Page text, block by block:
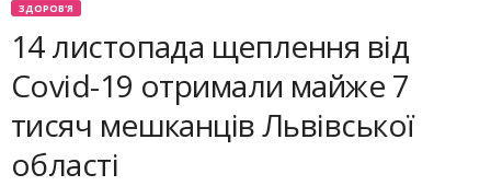
ЗДОРОВ'Я
14 листопада щеплення від
Covid-19 отримали майже 7
тисяч мешканців Львівської
області